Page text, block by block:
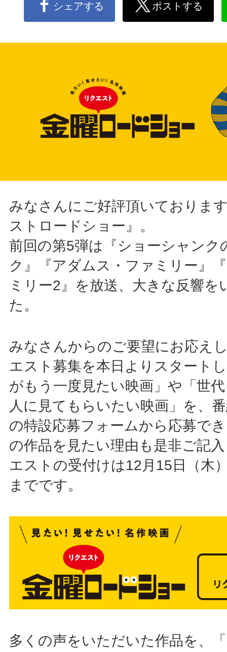
シェアする ポストする
みなさんにご好評頂いておりま
ストロードショー』。
前回の第5弾は『ショーシャンク
ク』『アダムス・ファミリー』
ミリー2』を放送、大きな反響を
た。
みなさんからのご要望にお応え
エスト募集を本日よりスタート
がもう一度見たい映画」や「世
人に見てもらいたい映画」を、
の特設応募フォームから応募で
の作品を見たい理由も是非ご記
エストの受付けは12月15日（木
までです。
多くの声をいただいた作品を、